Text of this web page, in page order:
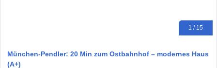
1 / 15
München-Pendler: 20 Min zum Ostbahnhof – modernes Haus
(A+)